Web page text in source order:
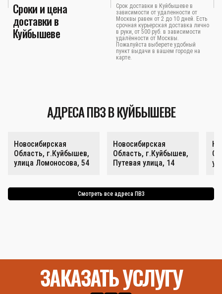
Сроки и цена
доставки в
Куйбышеве
Срок доставки в Куйбышеве в
зависимости от удаленности от
Москвы равен от 2 до 10 дней. Есть
срочная курьерская доставка лично
в руки, от 500 руб. в зависимости
удалённости от Москвы.
Пожалуйста выберете удобный
пункт выдачи в вашем городе на
карте.
АДРЕСА ПВЗ В КУЙБЫШЕВЕ
Новосибирская
Область, г.Куйбышев,
улица Ломоносова, 54
Новосибирская
Область, г.Куйбышев,
Путевая улица, 14
Смотреть все адреса ПВЗ
ЗАКАЗАТЬ УСЛУГУ